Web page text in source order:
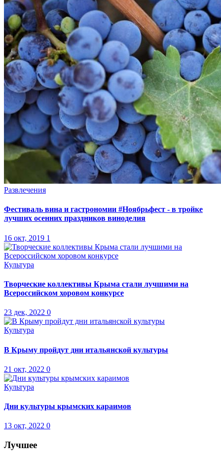
Развлечения
Фестиваль вина и гастрономии #Ноябрьфест - в тройке
лучших осенних праздников виноделия
16 окт, 2019 1
Культура
Творческие коллективы Крыма стали лучшими на
Всероссийском хоровом конкурсе
23 дек, 2022 0
Культура
В Крыму пройдут дни итальянской культуры
21 окт, 2022 0
Культура
Дни культуры крымских караимов
13 окт, 2022 0
Лучшее